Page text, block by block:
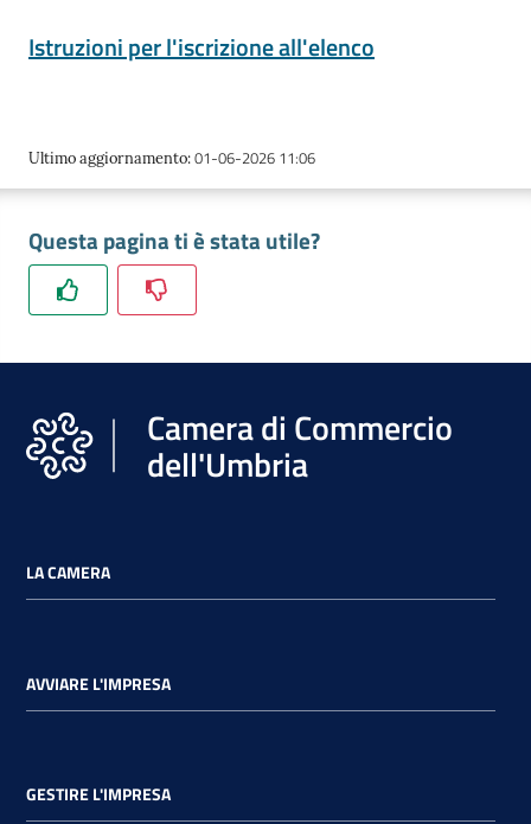
Istruzioni per l'iscrizione all'elenco
Ultimo aggiornamento:01-06-2026 11:06
Questa pagina ti è stata utile?
Camera di Commercio
dell'Umbria
LA CAMERA
AVVIARE L'IMPRESA
GESTIRE L'IMPRESA